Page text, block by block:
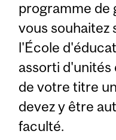
programme de
vous souhaitez
l'École
assorti d'unités
de votre titre
devez y être
faculté.